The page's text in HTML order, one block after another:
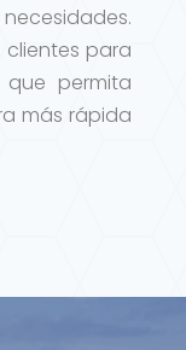
para
permita
más rápida